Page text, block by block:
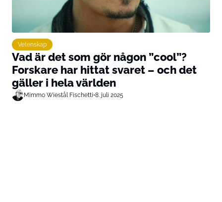
Vetenskap
Vad är det som gör någon ”cool”?
Forskare har hittat svaret – och det
gäller i hela världen
Mimmo Wiestål Fischetti•8. juli 2025